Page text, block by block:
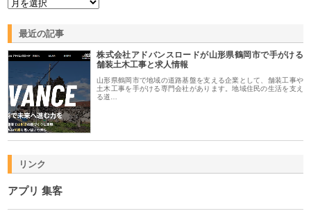
最近の記事
株式会社アドバンスロードが山形県鶴岡市で手がける
舗装土木工事と求人情報
山形県鶴岡市で地域の道路基盤を支える企業として、舗装工事や
土木工事を手がける専門会社があります。地域住民の生活を支え
る道…
リンク
アプリ 集客